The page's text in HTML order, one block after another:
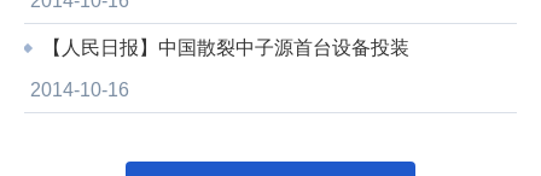
【人民日报】中国散裂中子源首台设备投装
2014-10-16